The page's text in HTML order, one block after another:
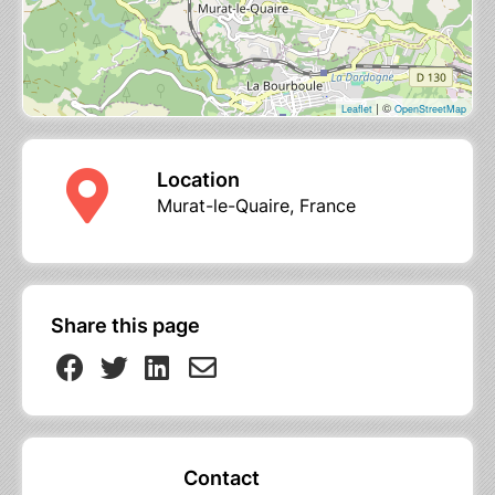
Leaflet | ©OpenStreetMap
Location
Murat-le-Quaire, France
Share this page
Contact